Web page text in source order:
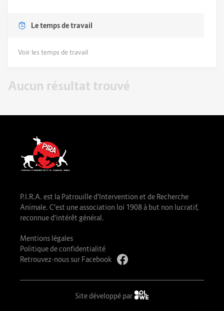
Le temps de travail
Voir les temps de travail
Aucun résultat trouvé
P.I.R.A. est la Patrouille d’Intervention et de Recherche
Animale. C’est une association loi 1908 à but non lucratif,
reconnue d’intérêt général.
Mentions légales
Politique de confidentialité
Retrouvez-nous sur Facebook
Site développé par